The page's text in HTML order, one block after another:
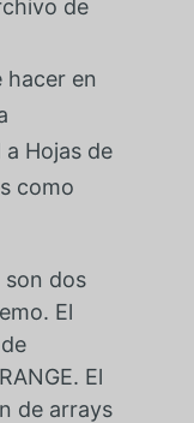
de
hacer en
a Hojas de
como
son dos
El
El
de arrays